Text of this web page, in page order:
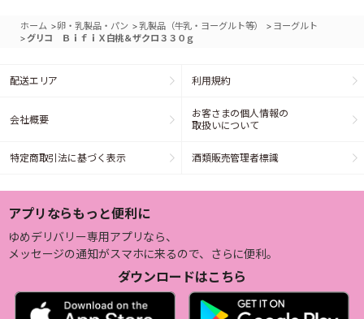
ホーム >卵・乳製品・パン >乳製品（牛乳・ヨーグルト等） > ヨーグルト
>グリコ ＢｉｆｉＸ白桃＆ザクロ３３０ｇ
配送エリア 利用規約
会社概要
お客さまの個人情報の
取扱いについて
特定商取引法に基づく表示 酒類販売管理者標識
アプリならもっと便利に
ゆめデリバリー専用アプリなら、
メッセージの通知がスマホに来るので、さらに便利。
ダウンロードはこちら